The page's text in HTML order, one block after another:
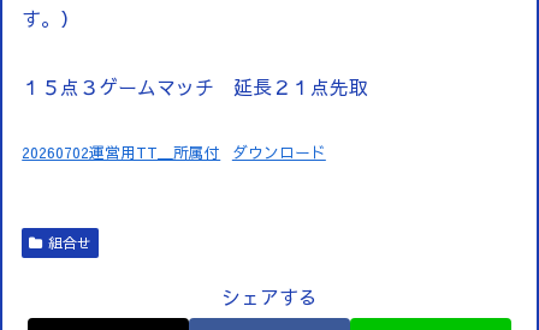
す。）
１５点３ゲームマッチ 延長２１点先取
20260702運営用TT＿所属付 ダウンロード
組合せ
シェアする